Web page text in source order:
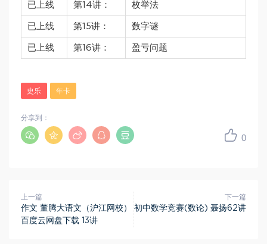
已上线 第14讲： 枚举法
已上线 第15讲： 数字谜
已上线 第16讲： 盈亏问题
史乐 年卡
0
分享到：
上一篇
作文 董腾大语文（沪江网校）
百度云网盘下载 13讲
下一篇
初中数学竞赛(数论) 聂扬62讲